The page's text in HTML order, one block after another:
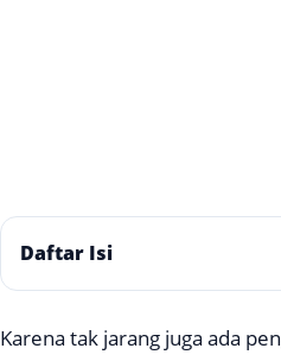
Daftar Isi
Karena tak jarang juga ada